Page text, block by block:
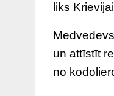
liks
un attīstīt
no